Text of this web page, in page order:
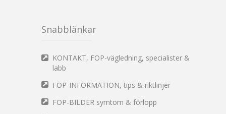
Snabblänkar
KONTAKT, FOP-vägledning, specialister &
labb
FOP-INFORMATION, tips & riktlinjer
FOP-BILDER symtom & förlopp